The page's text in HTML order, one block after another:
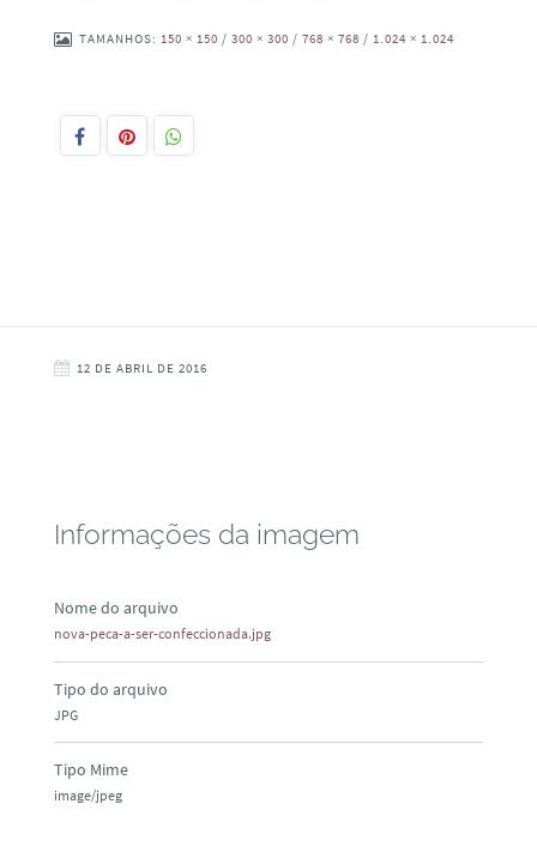
TAMANHOS: 150 × 150 / 300 × 300 / 768 × 768 / 1.024 × 1.024
12 DE ABRIL DE 2016
Informações da imagem
Nome do arquivo
nova-peca-a-ser-confeccionada.jpg
Tipo do arquivo
JPG
Tipo Mime
image/jpeg